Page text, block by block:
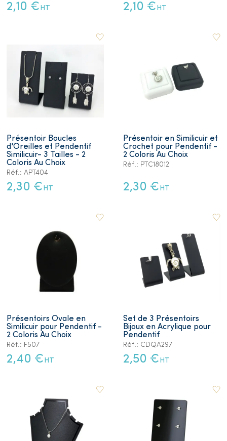
2,10 € HT 2,10 € HT
Présentoir Boucles
d'Oreilles et Pendentif
Similicuir- 3 Tailles - 2
Coloris Au Choix
Réf.: APT404
2,30 € HT
Présentoir en Similicuir et
Crochet pour Pendentif -
2 Coloris Au Choix
Réf.: PTC18012
2,30 € HT
Présentoirs Ovale en
Similicuir pour Pendentif -
2 Coloris Au Choix
Réf.: F507
2,40 € HT
Set de 3 Présentoirs
Bijoux en Acrylique pour
Pendentif
Réf.: CDQA297
2,50 € HT